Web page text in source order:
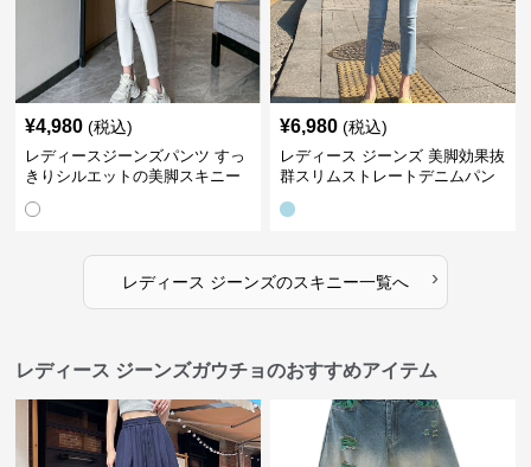
¥4,980 (税込)
レディースジーンズパンツ すっ
きりシルエットの美脚スキニー
¥6,980 (税込)
レディース ジーンズ 美脚効果抜
群スリムストレートデニムパン
レディース ジーンズのスキニー一覧へ ›
レディース ジーンズガウチョのおすすめアイテム